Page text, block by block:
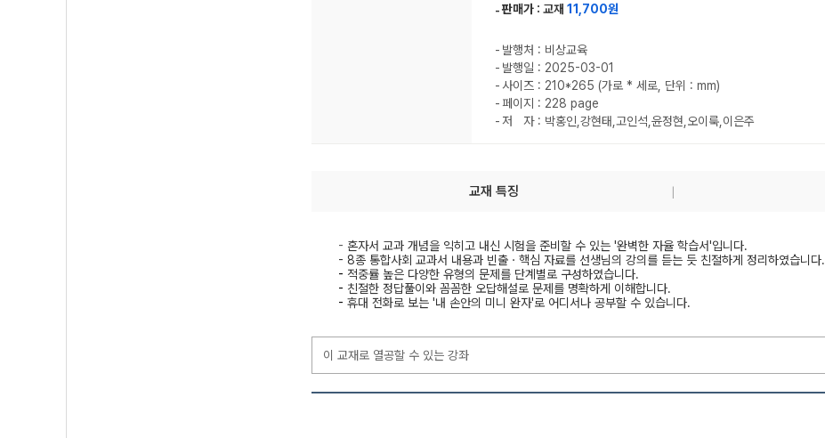
판매가 : 교재 11,700원
발행처 : 비상교육
발행일 : 2025-03-01
사이즈 : 210*265 (가로 * 세로, 단위 : mm)
페이지 : 228 page
저 자 : 박홍인,강현태,고인석,윤정현,오이룩,이은주
교재 특징
- 혼자서 교과 개념을 익히고 내신 시험을 준비할 수 있는 '완벽한 자율 학습서'입니다.
- 8종 통합사회 교과서 내용과 빈출ㆍ핵심 자료를 선생님의 강의를 듣는 듯 친절하게 정리하였습니다.
- 적중률 높은 다양한 유형의 문제를 단계별로 구성하였습니다.
- 친절한 정답풀이와 꼼꼼한 오답해설로 문제를 명확하게 이해합니다.
- 휴대 전화로 보는 '내 손안의 미니 완자'로 어디서나 공부할 수 있습니다.
이 교재로 열공할 수 있는 강좌